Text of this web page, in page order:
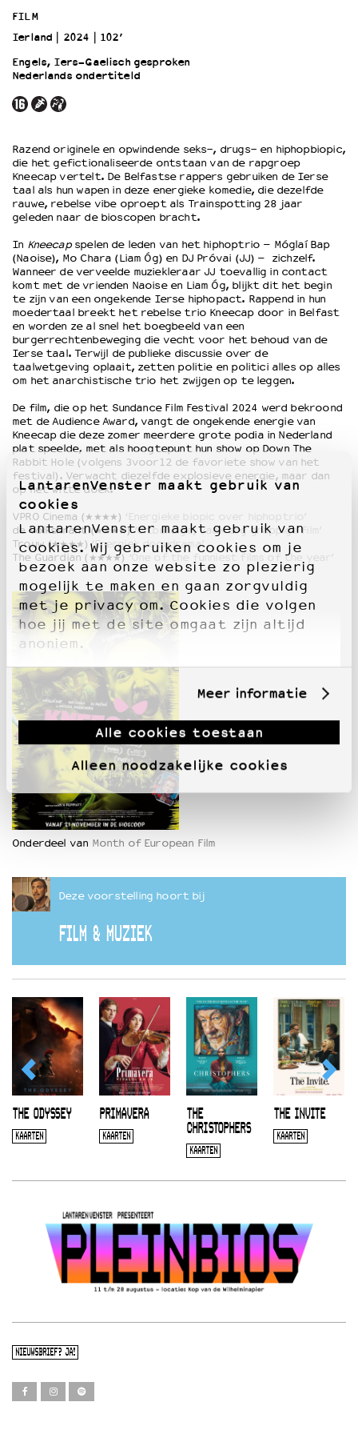
LantarenVenster maakt gebruik van
cookies
LantarenVenster maakt gebruik van
cookies. Wij gebruiken cookies om je
bezoek aan onze website zo plezierig
mogelijk te maken en gaan zorgvuldig
met je privacy om. Cookies die volgen
hoe jij met de site omgaat zijn altijd
anoniem.
Meer informatie
Alle cookies toestaan
Alleen noodzakelijke cookies
OVER LANTARENVENSTER
Wat we doen
Werken bij
Wie is wie
Partners
Huisregels
Privacyverklaring
Integriteits- en gedragscode
Culturele boycot Israël
Ruimte voor artistieke vrijheid – VNPF
FILM
Ierland
2024
102’
Engels, Iers-Gaelisch gesproken
Nederlands ondertiteld
Razend originele en opwindende seks-, drugs- en hiphopbiopic,
die het gefictionaliseerde ontstaan van de rapgroep
Kneecap vertelt. De Belfastse rappers gebruiken de Ierse
taal als hun wapen in deze energieke komedie, die dezelfde
rauwe, rebelse vibe oproept als Trainspotting 28 jaar
geleden naar de bioscopen bracht.
In Kneecapspelen de leden van het hiphoptrio – Móglaí Bap
(Naoise), Mo Chara (Liam Óg) en DJ Próvai (JJ) – zichzelf.
Wanneer de verveelde muziekleraar JJ toevallig in contact
komt met de vrienden Naoise en Liam Óg, blijkt dit het begin
te zijn van een ongekende Ierse hiphopact. Rappend in hun
moedertaal breekt het rebelse trio Kneecap door in Belfast
en worden ze al snel het boegbeeld van een
burgerrechtenbeweging die vecht voor het behoud van de
Ierse taal. Terwijl de publieke discussie over de
taalwetgeving oplaait, zetten politie en politici alles op alles
om het anarchistische trio het zwijgen op te leggen.
De film, die op het Sundance Film Festival 2024 werd bekroond
met de Audience Award, vangt de ongekende energie van
Kneecap die deze zomer meerdere grote podia in Nederland
plat speelde, met als hoogtepunt hun show op Down The
Rabbit Hole (volgens 3voor12 de favoriete show van het
festival). Verwacht diezelfde explosieve energie, maar dan
op het witte doek.
VPRO Cinema (★★★★) ‘Energieke biopic over hiphoptrio’
de Volkskrant (★★★★)‘Uitbundige, vaak erg grappige film’
Trouw (★★★★)‘Energiek docudrama’
The Guardian (★★★★) ‘One of the funniest films of the year’
Onderdeel van Month of European Film
Deze voorstelling hoort bij
FILM & MUZIEK
THE ODYSSEY
KAARTEN
PRIMAVERA
KAARTEN
THE
CHRISTOPHERS
KAARTEN
THE INVITE
KAARTEN
NIEUWSBRIEF? JA!